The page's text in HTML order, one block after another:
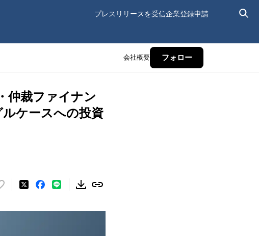
プレスリリースを受信企業登録申請
会社概要 フォロー
仲裁ファイナン
ケースへの投資